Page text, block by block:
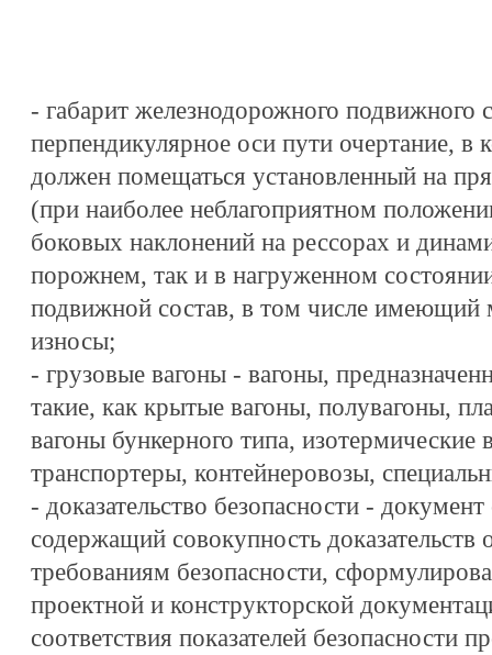
- габарит железнодорожного подвижного
перпендикулярное оси пути очертание,
должен помещаться установленный на
(при наиболее неблагоприятном
боковых наклонений на рессорах и
порожнем, так и в нагруженном
подвижной состав, в том числе имеющий
износы;
- грузовые вагоны - вагоны,
такие, как крытые вагоны, полувагоны,
вагоны бункерного типа, изотермические
транспортеры, контейнеровозы,
- доказательство безопасности -
содержащий совокупность доказательств
требованиям безопасности,
проектной и конструкторской
соответствия показателей безопасности